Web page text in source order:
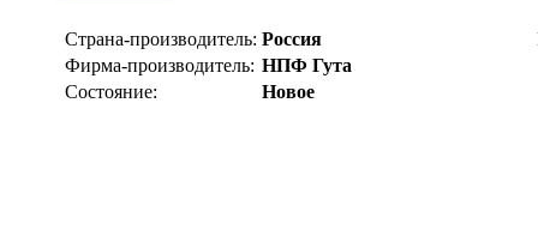
Страна-производитель: Россия
Фирма-производитель: НПФ Гута
Состояние:
Новое